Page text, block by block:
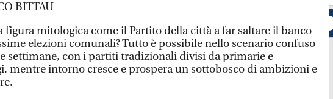
BITTAU
figura mitologica come il Partito della città a far saltare il banco
elezioni comunali? Tutto è possibile nello scenario confuso
settimane, con i partiti tradizionali divisi da primarie e
mentre intorno cresce e prospera un sottobosco di ambizioni e